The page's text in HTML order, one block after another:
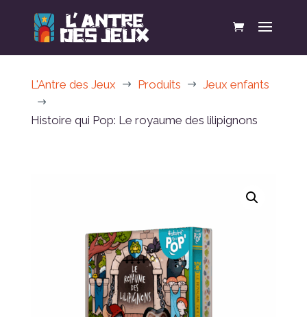
L'Antre des Jeux $ Produits $ Jeux enfants
$
Histoire qui Pop: Le royaume des lilipignons